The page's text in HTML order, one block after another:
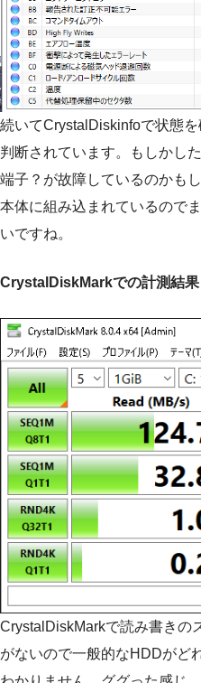
続いてCrystalDiskinfoで状態
判断されています。もしかし
端子？が故障しているのかも
本体に組み込まれているので
いですね。
CrystalDiskMarkでの計測結果
CrystalDiskMarkで読み書きの
がないので一般的なHDDがど